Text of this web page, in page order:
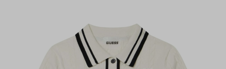
kinderkleding